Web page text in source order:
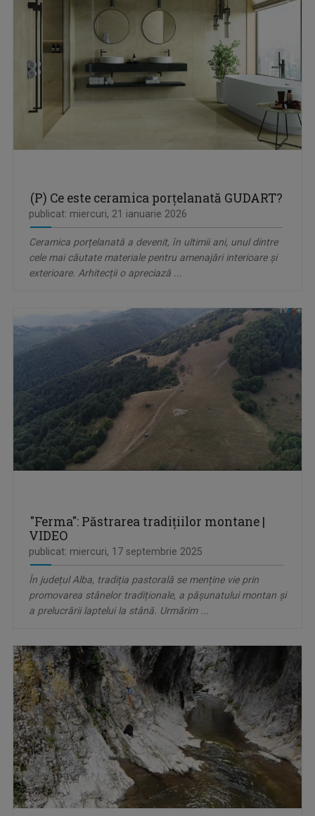
(P) Ce este ceramica porțelanată GUDART?
publicat: miercuri, 21 ianuarie 2026
Ceramica porțelanată a devenit, în ultimii ani, unul dintre
cele mai căutate materiale pentru amenajări interioare și
exterioare. Arhitecții o apreciază ...
"Ferma": Păstrarea tradițiilor montane |
VIDEO
publicat: miercuri, 17 septembrie 2025
În județul Alba, tradiția pastorală se menține vie prin
promovarea stânelor tradiționale, a pășunatului montan și
a prelucrării laptelui la stână. Urmărim ...